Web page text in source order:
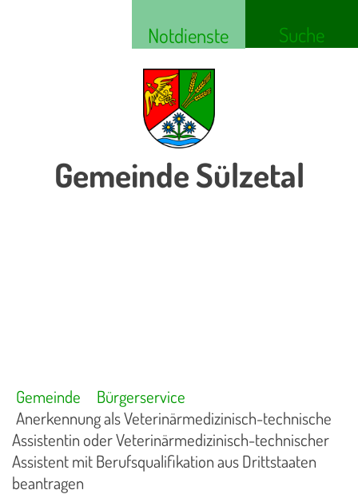
Notdienste Suche
Gemeinde Sülzetal
Gemeinde
Bürgerservice
Anerkennung als Veterinärmedizinisch-technische
Assistentin oder Veterinärmedizinisch-technischer
Assistent mit Berufsqualifikation aus Drittstaaten
beantragen